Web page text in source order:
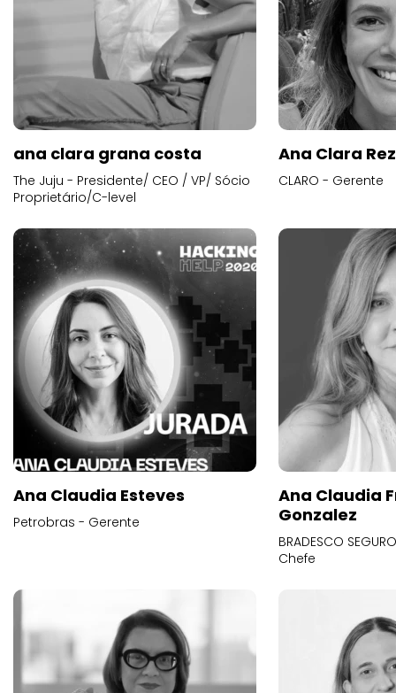
ana clara grana costa
The Juju - Presidente/ CEO / VP/ Sócio
Proprietário/C-level
Ana Clara
CLARO - Gerente
Ana Claudia Esteves
Petrobras - Gerente
Ana Claudia
Gonzalez
BRADESCO
Chefe